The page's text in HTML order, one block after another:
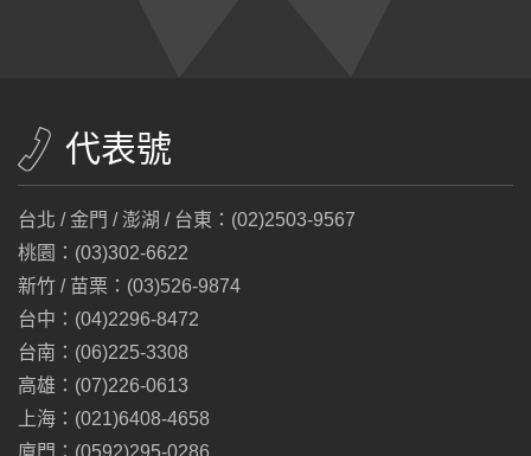
代表號
台北 / 金門 / 澎湖 / 台東：(02)2503-9567
桃園：(03)302-6622
新竹 / 苗栗：(03)526-9874
台中：(04)2296-8472
台南：(06)225-3308
高雄：(07)226-0613
上海：(021)6408-4658
廈門：(0592)295-0286